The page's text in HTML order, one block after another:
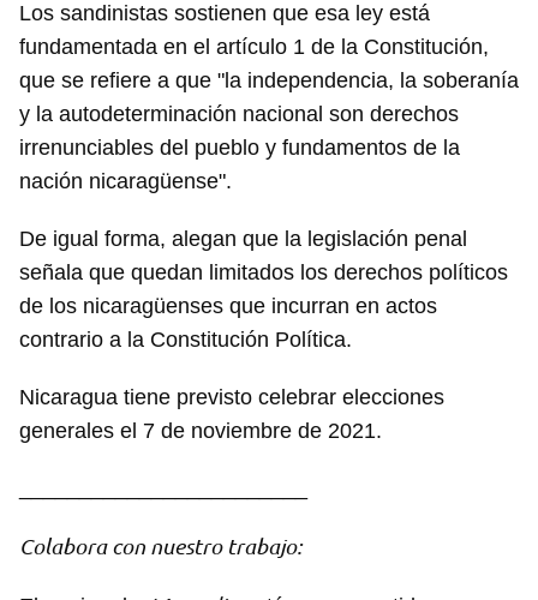
Los sandinistas sostienen que esa ley está
fundamentada en el artículo 1 de la Constitución,
que se refiere a que "la independencia, la soberanía
y la autodeterminación nacional son derechos
irrenunciables del pueblo y fundamentos de la
nación nicaragüense".
De igual forma, alegan que la legislación penal
señala que quedan limitados los derechos políticos
de los nicaragüenses que incurran en actos
contrario a la Constitución Política.
Nicaragua tiene previsto celebrar elecciones
generales el 7 de noviembre de 2021.
Colabora con nuestro trabajo: